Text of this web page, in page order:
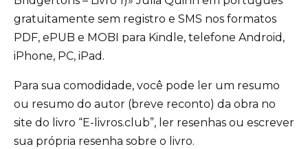
gratuitamente sem registro e SMS nos formatos
PDF, ePUB e MOBI para Kindle, telefone Android,
iPhone, PC, iPad.
Para sua comodidade, você pode ler um resumo
ou resumo do autor (breve reconto) da obra no
site do livro “E-livros.club”, ler resenhas ou escrever
sua própria resenha sobre o livro.